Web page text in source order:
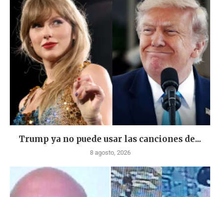
Trump ya no puede usar las canciones de...
8 agosto, 2026